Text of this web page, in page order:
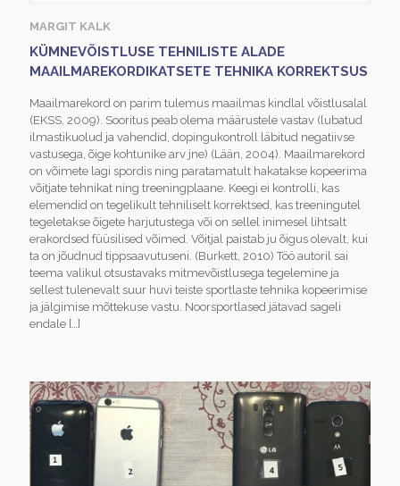
MARGIT KALK
KÜMNEVÕISTLUSE TEHNILISTE ALADE
MAAILMAREKORDIKATSETE TEHNIKA KORREKTSUS
Maailmarekord on parim tulemus maailmas kindlal võistlusalal
(EKSS, 2009). Sooritus peab olema määrustele vastav (lubatud
ilmastikuolud ja vahendid, dopingukontroll läbitud negatiivse
vastusega, õige kohtunike arv jne) (Lään, 2004). Maailmarekord
on võimete lagi spordis ning paratamatult hakatakse kopeerima
võitjate tehnikat ning treeningplaane. Keegi ei kontrolli, kas
elemendid on tegelikult tehniliselt korrektsed, kas treeningutel
tegeletakse õigete harjutustega või on sellel inimesel lihtsalt
erakordsed füüsilised võimed. Võitjal paistab ju õigus olevalt, kui
ta on jõudnud tippsaavutuseni. (Burkett, 2010) Töö autoril sai
teema valikul otsustavaks mitmevõistlusega tegelemine ja
sellest tulenevalt suur huvi teiste sportlaste tehnika kopeerimise
ja jälgimise mõttekuse vastu. Noorsportlased jätavad sageli
endale […]